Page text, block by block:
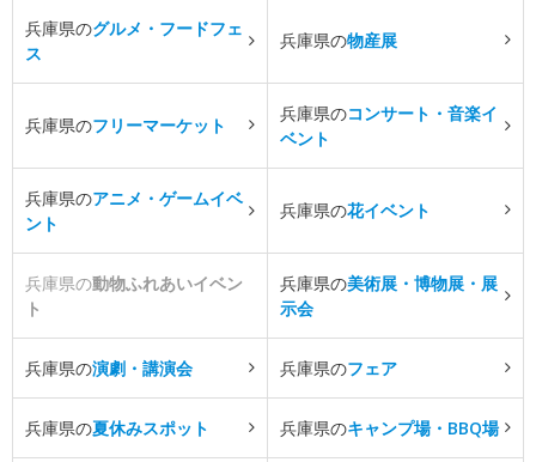
兵庫県のグルメ・フードフェ
ス
兵庫県の物産展
兵庫県のフリーマーケット
兵庫県のコンサート・音楽イ
ベント
兵庫県のアニメ・ゲームイベ
ント
兵庫県の花イベント
兵庫県の動物ふれあいイベン
ト
兵庫県の美術展・博物展・展
示会
兵庫県の演劇・講演会 兵庫県のフェア
兵庫県の夏休みスポット 兵庫県のキャンプ場・BBQ場